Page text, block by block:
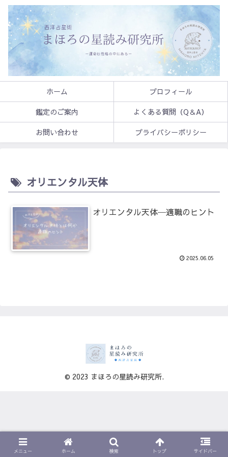
ホーム
プロフィール
鑑定のご案内
よくある質問（Q＆A）
お問い合わせ
プライバシーポリシー
オリエンタル天体
オリエンタル天体─適職のヒント
2025.06.05
© 2023 まほろの星読み研究所.
メニュー ホーム 検索 トップ サイドバー